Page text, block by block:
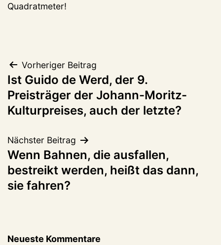
Quadratmeter!
Beitragsnavigation
Vorheriger Beitrag
Ist Guido de Werd, der 9.
Preisträger der Johann-Moritz-
Kulturpreises, auch der letzte?
Nächster Beitrag
Wenn Bahnen, die ausfallen,
bestreikt werden, heißt das dann,
sie fahren?
Neueste Kommentare